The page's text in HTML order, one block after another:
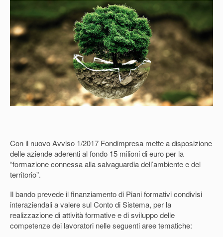
Con il nuovo Avviso 1/2017 Fondimpresa mette a disposizione
delle aziende aderenti al fondo 15 milioni di euro per la
“formazione connessa alla salvaguardia dell’ambiente e del
territorio”.
Il bando prevede il finanziamento di Piani formativi condivisi
interaziendali a valere sul Conto di Sistema, per la
realizzazione di attività formative e di sviluppo delle
competenze dei lavoratori nelle seguentiaree tematiche: